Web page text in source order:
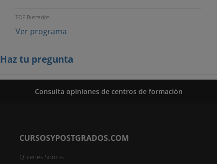
TOP Buscados
Ver programa
Haz tu pregunta
Consulta opiniones de centros de formación
CURSOSYPOSTGRADOS.COM
Quienes Somos